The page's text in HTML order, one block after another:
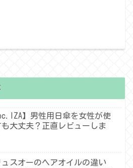
】男性用日傘を女性が使
も大丈夫？正直レビューしま
ュスオーのヘアオイルの違い